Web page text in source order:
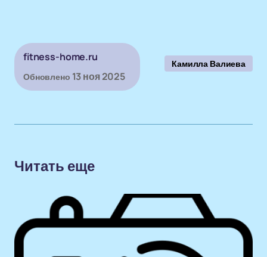
fitness-home.ru
Обновлено 13 ноя 2025
Камилла Валиева
Читать еще